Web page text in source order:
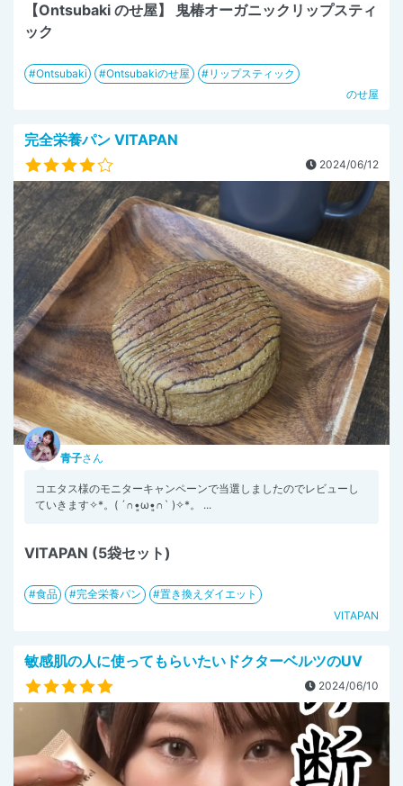
【Ontsubaki のせ屋】 鬼椿オーガニックリップスティ
ック
Ontsubaki Ontsubakiのせ屋
リップスティック
のせ屋
完全栄養パン VITAPAN
2024/06/12
青子さん
コエタス様のモニターキャンペーンで当選しましたのでレビューし
ていきます✧︎*。( ´∩︎•͈ω•͈∩︎` )✧︎*。 ...
VITAPAN (5袋セット)
食品 完全栄養パン
置き換えダイエット
VITAPAN
敏感肌の人に使ってもらいたいドクターベルツのUV
2024/06/10